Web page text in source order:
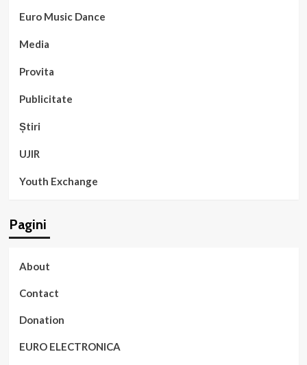
Euro Music Dance
Media
Provita
Publicitate
Știri
UJIR
Youth Exchange
Pagini
About
Contact
Donation
EURO ELECTRONICA